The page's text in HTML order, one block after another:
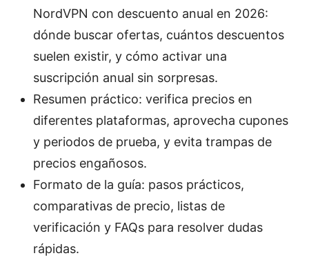
NordVPN con descuento anual en 2026:
dónde buscar ofertas, cuántos descuentos
suelen existir, y cómo activar una
suscripción anual sin sorpresas.
Resumen práctico: verifica precios en
diferentes plataformas, aprovecha cupones
y periodos de prueba, y evita trampas de
precios engañosos.
Formato de la guía: pasos prácticos,
comparativas de precio, listas de
verificación y FAQs para resolver dudas
rápidas.